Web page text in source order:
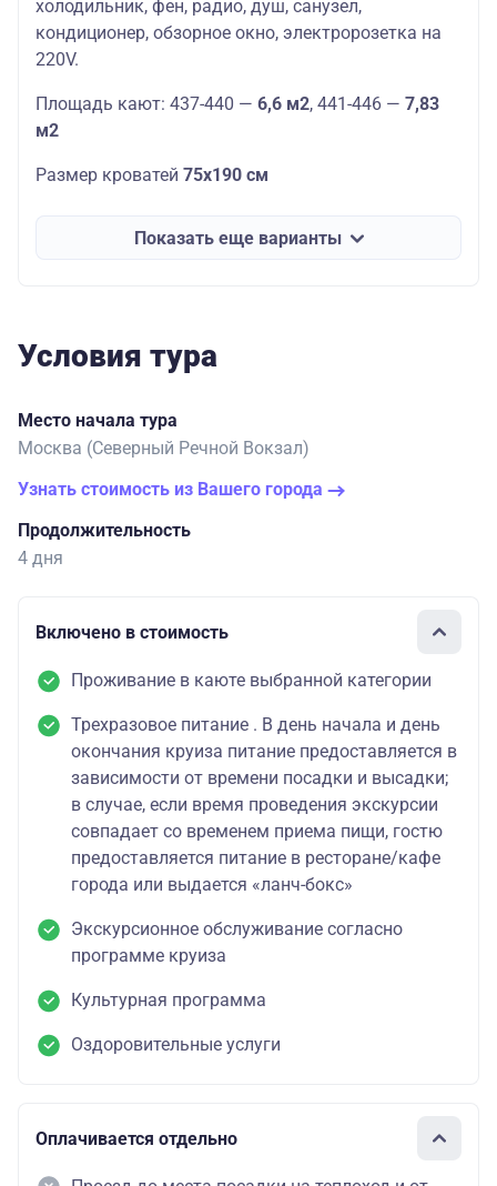
холодильник, фен, радио, душ, санузел,
кондиционер, обзорное окно, электророзетка на
220V.
Площадь кают: 437-440 — 6,6 м2, 441-446 — 7,83
м2
Размер кроватей 75х190 см
Показать еще варианты
Условия тура
Место начала тура
Москва (Северный Речной Вокзал)
Узнать стоимость из Вашего города
Продолжительность
4 дня
Включено в стоимость
Проживание в каюте выбранной категории
Трехразовое питание . В день начала и день
окончания круиза питание предоставляется в
зависимости от времени посадки и высадки;
в случае, если время проведения экскурсии
совпадает со временем приема пищи, гостю
предоставляется питание в ресторане/кафе
города или выдается «ланч-бокс»
Экскурсионное обслуживание согласно
программе круиза
Культурная программа
Оздоровительные услуги
Оплачивается отдельно